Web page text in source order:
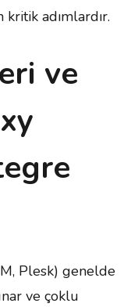
adımlardır.
ve
Plesk) genelde
ve çoklu